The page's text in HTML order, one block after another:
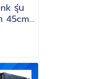
รุ่น
45cm.
ลึก